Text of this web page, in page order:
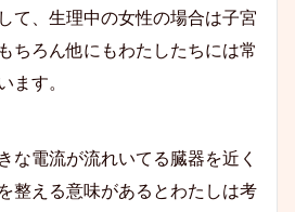
て、生理中の女性の場合は子宮
ちろん他にもわたしたちには常
ます。
な電流が流れいてる臓器を近く
整える意味があるとわたしは考